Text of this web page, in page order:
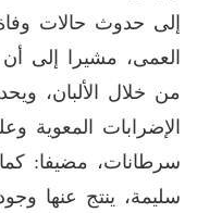
إلى حدوث حالات
العمى، مشيرا إلى
من خلال الألبان،
الإضرابات المعوية
سرطانات، مضيفا:
سليمة، ينتج عنها